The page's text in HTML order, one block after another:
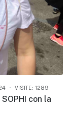
VISITE: 1289
con la